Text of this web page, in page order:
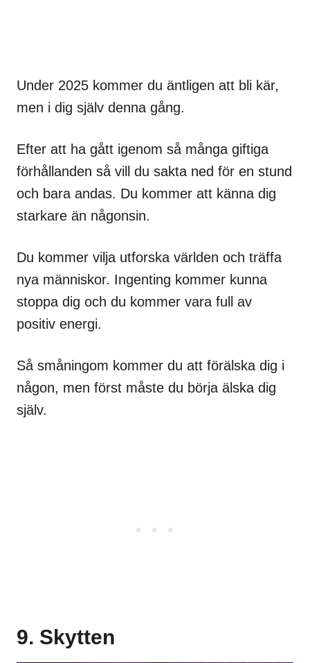
Under 2025 kommer du äntligen att bli kär,
men i dig själv denna gång.
Efter att ha gått igenom så många giftiga
förhållanden så vill du sakta ned för en stund
och bara andas. Du kommer att känna dig
starkare än någonsin.
Du kommer vilja utforska världen och träffa
nya människor. Ingenting kommer kunna
stoppa dig och du kommer vara full av
positiv energi.
Så småningom kommer du att förälska dig i
någon, men först måste du börja älska dig
själv.
9. Skytten